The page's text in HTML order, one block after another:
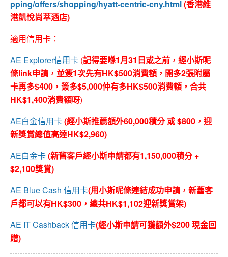
pping/offers/shopping/hyatt-centric-cny.html(香港維
港凱悅尚萃酒店)
適用信用卡：
AE Explorer信用卡 (記得要喺1月31日或之前，經小斯呢
條link申請，並簽1次先有HK$500消費額，開多2張附屬
卡再多$400，簽多$5,000仲有多HK$500消費額，合共
HK$1,400消費額呀)
AE白金信用卡(經小斯推薦額外60,000積分 或 $800，迎
新獎賞總值高達HK$2,960)
AE白金卡(新舊客戶經小斯申請都有1,150,000積分 +
$2,100獎賞)
AE Blue Cash 信用卡(用小斯呢條連結成功申請，新舊客
戶都可以有HK$300，總共HK$1,102迎新獎賞架)
AE IT Cashback 信用卡(經小斯申請可獲額外$200 現金回
贈)